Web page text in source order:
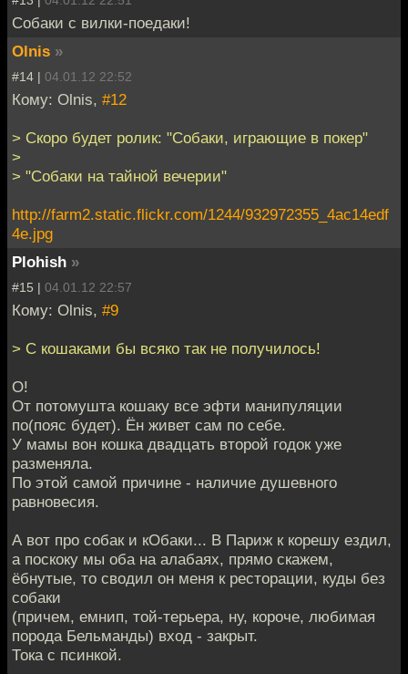
Собаки с вилки-поедаки!
Olnis »
#14 | 04.01.12 22:52
Кому: Olnis, #12
> Скоро будет ролик: "Собаки, играющие в покер"
>
> "Собаки на тайной вечерии"
http://farm2.static.flickr.com/1244/932972355_4ac14edf
4e.jpg
Plohish »
#15 | 04.01.12 22:57
Кому: Olnis, #9
> С кошаками бы всяко так не получилось!
О!
От потомушта кошаку все эфти манипуляции
по(пояс будет). Ён живет сам по себе.
У мамы вон кошка двадцать второй годок уже
разменяла.
По этой самой причине - наличие душевного
равновесия.
А вот про собак и кОбаки... В Париж к корешу ездил,
а поскоку мы оба на алабаях, прямо скажем,
ёбнутые, то сводил он меня к ресторации, куды без
собаки
(причем, емнип, той-терьера, ну, короче, любимая
порода Бельманды) вход - закрыт.
Тока с псинкой.